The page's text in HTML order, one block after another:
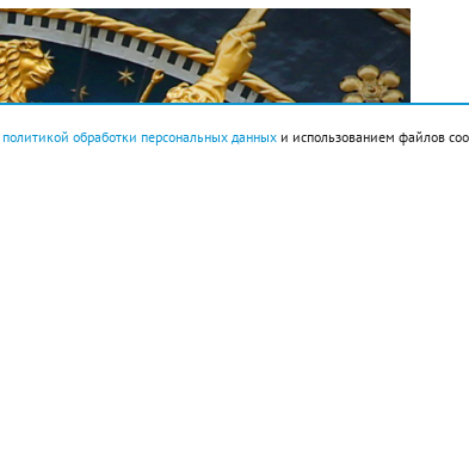
политикой обработки персональных данныхи использованием файлов